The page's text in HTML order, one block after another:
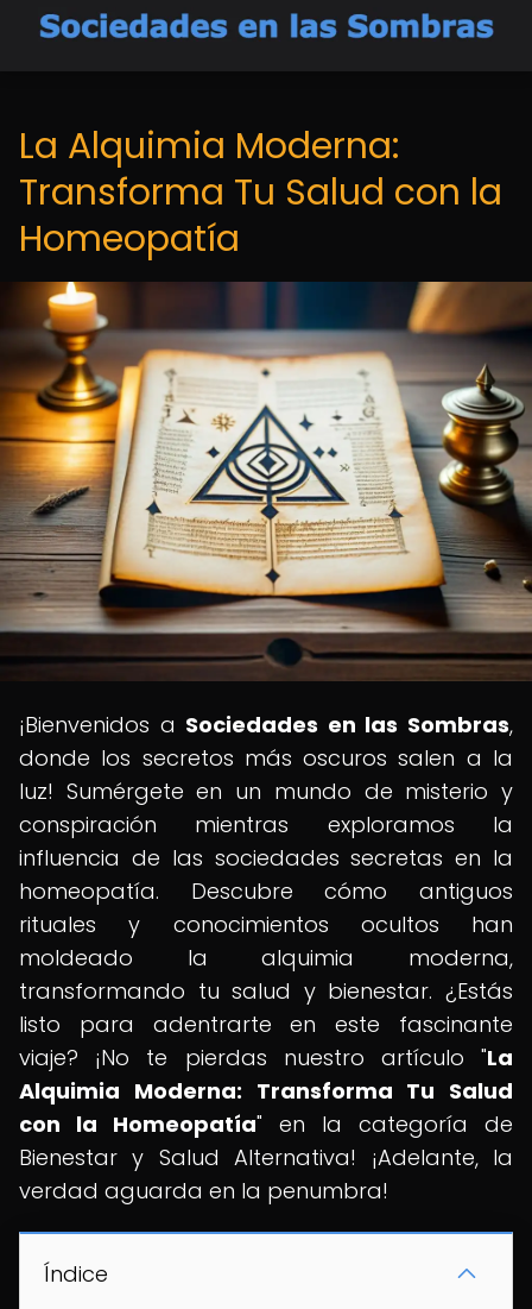
La Alquimia Moderna:
Transforma Tu Salud con la
Homeopatía
¡Bienvenidos a Sociedades en las Sombras,
donde los secretos más oscuros salen a la
luz! Sumérgete en un mundo de misterio y
conspiración mientras exploramos la
influencia de las sociedades secretas en la
homeopatía. Descubre cómo antiguos
rituales y conocimientos ocultos han
moldeado la alquimia moderna,
transformando tu salud y bienestar. ¿Estás
listo para adentrarte en este fascinante
viaje? ¡No te pierdas nuestro artículo "La
Alquimia Moderna: Transforma Tu Salud
con la Homeopatía" en la categoría de
Bienestar y Salud Alternativa! ¡Adelante, la
verdad aguarda en la penumbra!
Índice